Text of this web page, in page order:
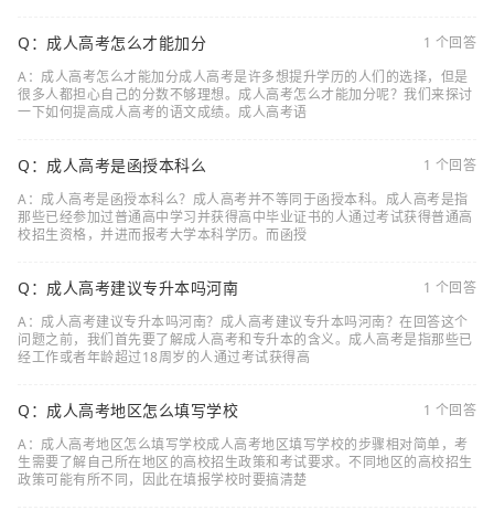
Q：成人高考怎么才能加分
1 个回答
A：成人高考怎么才能加分成人高考是许多想提升学历的人们的选择，但是
很多人都担心自己的分数不够理想。成人高考怎么才能加分呢？我们来探讨
一下如何提高成人高考的语文成绩。成人高考语
Q：成人高考是函授本科么
1 个回答
A：成人高考是函授本科么？成人高考并不等同于函授本科。成人高考是指
那些已经参加过普通高中学习并获得高中毕业证书的人通过考试获得普通高
校招生资格，并进而报考大学本科学历。而函授
Q：成人高考建议专升本吗河南
1 个回答
A：成人高考建议专升本吗河南？成人高考建议专升本吗河南？在回答这个
问题之前，我们首先要了解成人高考和专升本的含义。成人高考是指那些已
经工作或者年龄超过18周岁的人通过考试获得高
Q：成人高考地区怎么填写学校
1 个回答
A：成人高考地区怎么填写学校成人高考地区填写学校的步骤相对简单，考
生需要了解自己所在地区的高校招生政策和考试要求。不同地区的高校招生
政策可能有所不同，因此在填报学校时要搞清楚